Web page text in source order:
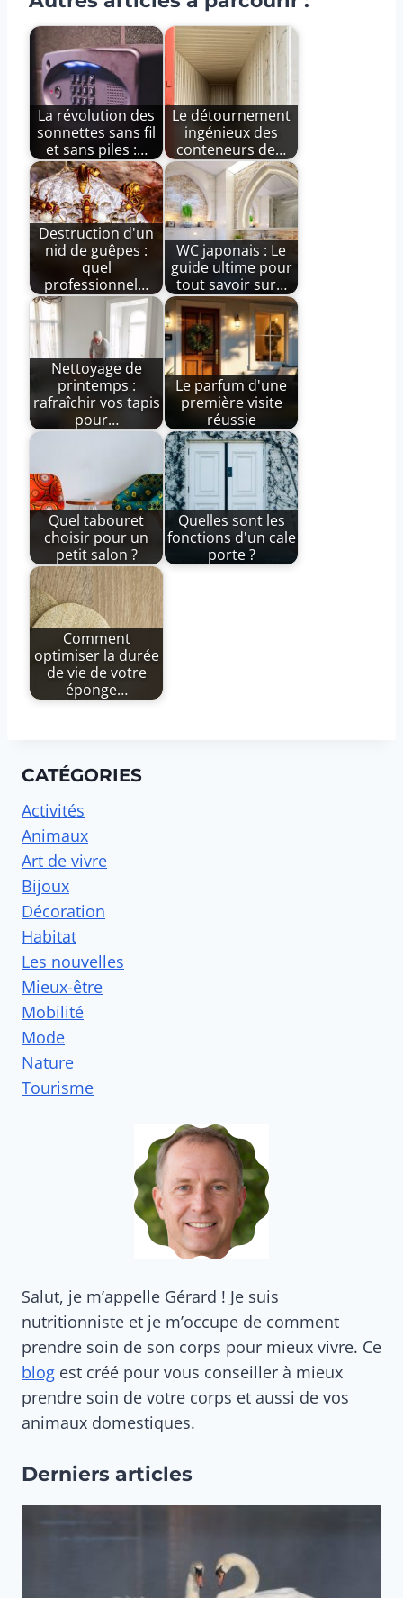
La révolution des
sonnettes sans fil
et sans piles :…
Le détournement
ingénieux des
conteneurs de…
Destruction d'un
nid de guêpes :
quel
professionnel…
WC japonais : Le
guide ultime pour
tout savoir sur…
Nettoyage de
printemps :
rafraîchir vos tapis
pour…
Le parfum d'une
première visite
réussie
Quel tabouret
choisir pour un
petit salon ?
Quelles sont les
fonctions d'un cale
porte ?
Comment
optimiser la durée
de vie de votre
éponge…
CATÉGORIES
Activités
Animaux
Art de vivre
Bijoux
Décoration
Habitat
Les nouvelles
Mieux-être
Mobilité
Mode
Nature
Tourisme
Salut, je m’appelle Gérard ! Je suis
nutritionniste et je m’occupe de comment
prendre soin de son corps pour mieux vivre. Ce
blog est créé pour vous conseiller à mieux
prendre soin de votre corps et aussi de vos
animaux domestiques.
Derniers articles